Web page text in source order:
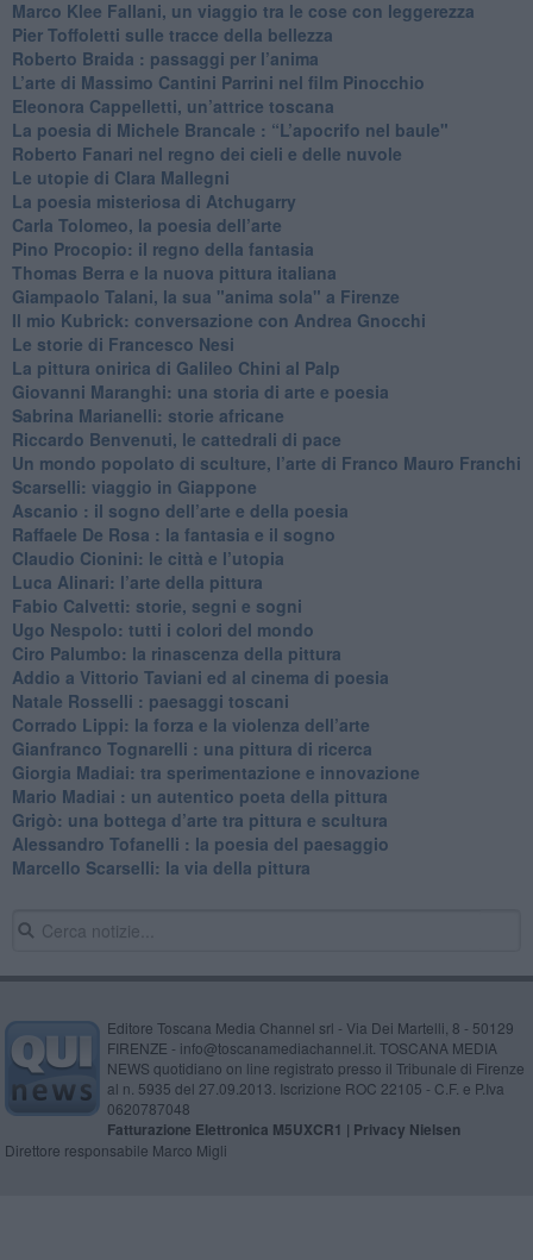
​Marco Klee Fallani, un viaggio tra le cose con leggerezza
​Pier Toffoletti sulle tracce della bellezza
​Roberto Braida : passaggi per l’anima
​L’arte di Massimo Cantini Parrini nel film Pinocchio
Eleonora Cappelletti, un’attrice toscana
​La poesia di Michele Brancale : “L’apocrifo nel baule"
Roberto Fanari nel regno dei cieli e delle nuvole
Le utopie di Clara Mallegni
​La poesia misteriosa di Atchugarry
Carla Tolomeo, la poesia dell’arte
Pino Procopio: il regno della fantasia
Thomas Berra e la nuova pittura italiana
Giampaolo Talani, la sua "anima sola" a Firenze
Il mio Kubrick: conversazione con Andrea Gnocchi
Le storie di Francesco Nesi
​La pittura onirica di Galileo Chini al Palp
​Giovanni Maranghi: una storia di arte e poesia
Sabrina Marianelli: storie africane
​Riccardo Benvenuti, le cattedrali di pace
​Un mondo popolato di sculture, l’arte di Franco Mauro Franchi
​Scarselli: viaggio in Giappone
​Ascanio : il sogno dell’arte e della poesia
Raffaele De Rosa : la fantasia e il sogno
​Claudio Cionini: le città e l’utopia
Luca Alinari: l’arte della pittura
​Fabio Calvetti: storie, segni e sogni
Ugo Nespolo: tutti i colori del mondo
​Ciro Palumbo: la rinascenza della pittura
​Addio a Vittorio Taviani ed al cinema di poesia
​Natale Rosselli : paesaggi toscani
​Corrado Lippi: la forza e la violenza dell’arte
Gianfranco Tognarelli : una pittura di ricerca
Giorgia Madiai: tra sperimentazione e innovazione
Mario Madiai : un autentico poeta della pittura
Grigò: una bottega d’arte tra pittura e scultura
Alessandro Tofanelli : la poesia del paesaggio
​Marcello Scarselli: la via della pittura
Editore Toscana Media Channel srl - Via Dei Martelli, 8 - 50129
FIRENZE - info@toscanamediachannel.it. TOSCANA MEDIA
NEWS quotidiano on line registrato presso il Tribunale di Firenze
al n. 5935 del 27.09.2013. Iscrizione ROC 22105 - C.F. e P.Iva
0620787048
Fatturazione Elettronica M5UXCR1 | Privacy Nielsen
Direttore responsabile Marco Migli